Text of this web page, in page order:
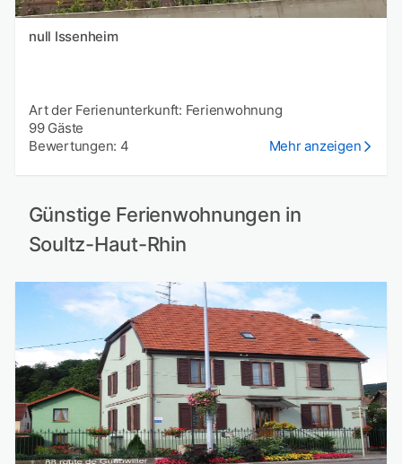
null Issenheim
Art der Ferienunterkunft: Ferienwohnung
99 Gäste
Bewertungen: 4
Mehr anzeigen
Günstige Ferienwohnungen in
Soultz-Haut-Rhin